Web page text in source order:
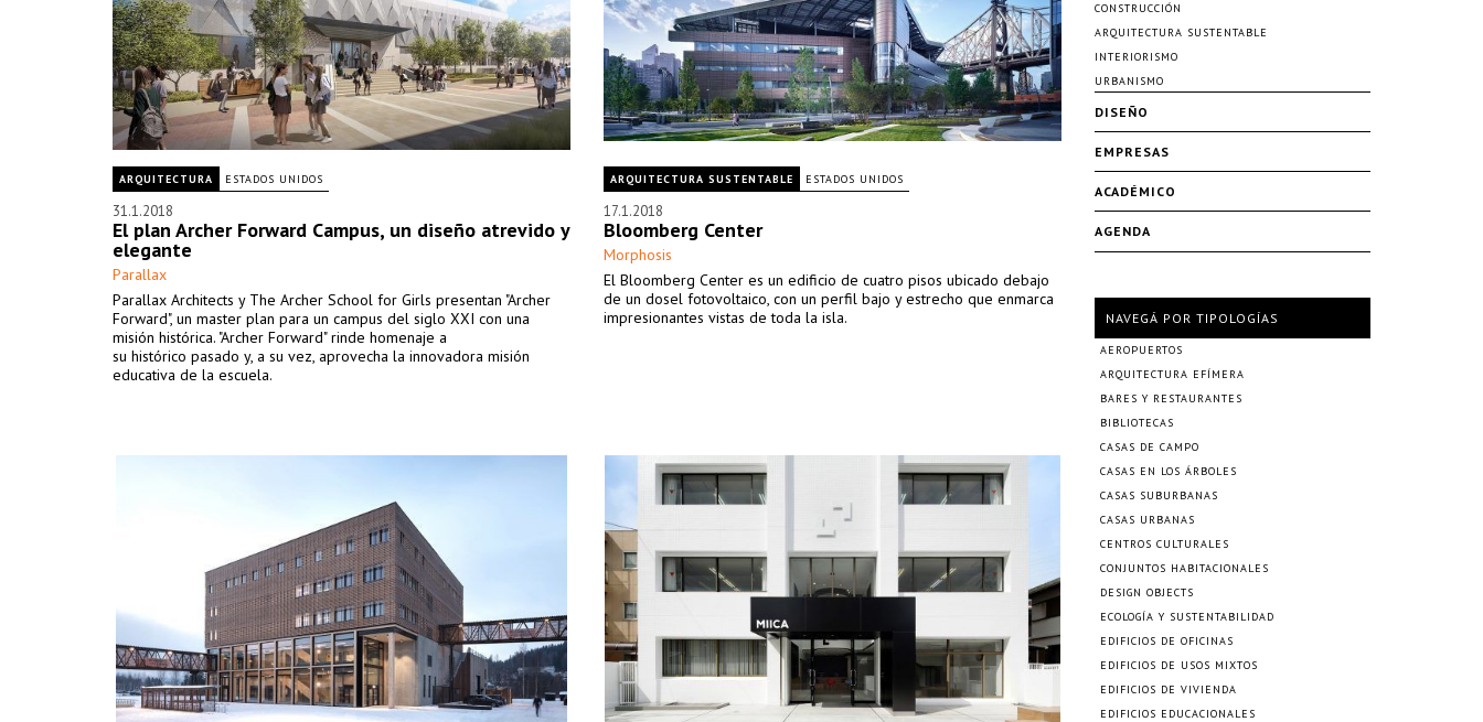
ARQUITECTURA ESTADOS UNIDOS
31.1.2018
El plan Archer Forward Campus, un diseño atrevido y
elegante
Parallax
Parallax Architects y The Archer School for Girls presentan "Archer
Forward", un master plan para un campus del siglo XXI con una
misión histórica. "Archer Forward" rinde homenaje a
su histórico pasado y, a su vez, aprovecha la innovadora misión
educativa de la escuela.
ARQUITECTURA SUSTENTABLE ESTADOS UNIDOS
17.1.2018
Bloomberg Center
Morphosis
El Bloomberg Center es un edificio de cuatro pisos ubicado debajo
de un dosel fotovoltaico, con un perfil bajo y estrecho que enmarca
impresionantes vistas de toda la isla.
CONSTRUCCIÓN
ARQUITECTURA SUSTENTABLE
INTERIORISMO
URBANISMO
DISEÑO
EMPRESAS
ACADÉMICO
AGENDA
NAVEGÁ POR TIPOLOGÍAS
AEROPUERTOS
ARQUITECTURA EFÍMERA
BARES Y RESTAURANTES
BIBLIOTECAS
CASAS DE CAMPO
CASAS EN LOS ÁRBOLES
CASAS SUBURBANAS
CASAS URBANAS
CENTROS CULTURALES
CONJUNTOS HABITACIONALES
DESIGN OBJECTS
ECOLOGÍA Y SUSTENTABILIDAD
EDIFICIOS DE OFICINAS
EDIFICIOS DE USOS MIXTOS
EDIFICIOS DE VIVIENDA
EDIFICIOS EDUCACIONALES